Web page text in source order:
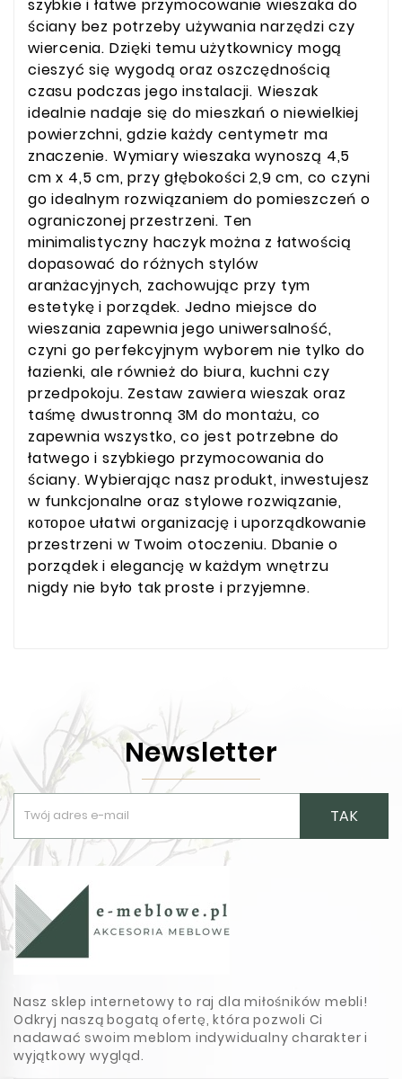
szybkie i łatwe przymocowanie wieszaka do
ściany bez potrzeby używania narzędzi czy
wiercenia. Dzięki temu użytkownicy mogą
cieszyć się wygodą oraz oszczędnością
czasu podczas jego instalacji. Wieszak
idealnie nadaje się do mieszkań o niewielkiej
powierzchni, gdzie każdy centymetr ma
znaczenie. Wymiary wieszaka wynoszą 4,5
cm x 4,5 cm, przy głębokości 2,9 cm, co czyni
go idealnym rozwiązaniem do pomieszczeń o
ograniczonej przestrzeni. Ten
minimalistyczny haczyk można z łatwością
dopasować do różnych stylów
aranżacyjnych, zachowując przy tym
estetykę i porządek. Jedno miejsce do
wieszania zapewnia jego uniwersalność,
czyni go perfekcyjnym wyborem nie tylko do
łazienki, ale również do biura, kuchni czy
przedpokoju. Zestaw zawiera wieszak oraz
taśmę dwustronną 3M do montażu, co
zapewnia wszystko, co jest potrzebne do
łatwego i szybkiego przymocowania do
ściany. Wybierając nasz produkt, inwestujesz
w funkcjonalne oraz stylowe rozwiązanie,
которое ułatwi organizację i uporządkowanie
przestrzeni w Twoim otoczeniu. Dbanie o
porządek i elegancję w każdym wnętrzu
nigdy nie było tak proste i przyjemne.
Newsletter
TAK
Nasz sklep internetowy to raj dla miłośników mebli!
Odkryj naszą bogatą ofertę, która pozwoli Ci
nadawać swoim meblom indywidualny charakter i
wyjątkowy wygląd.